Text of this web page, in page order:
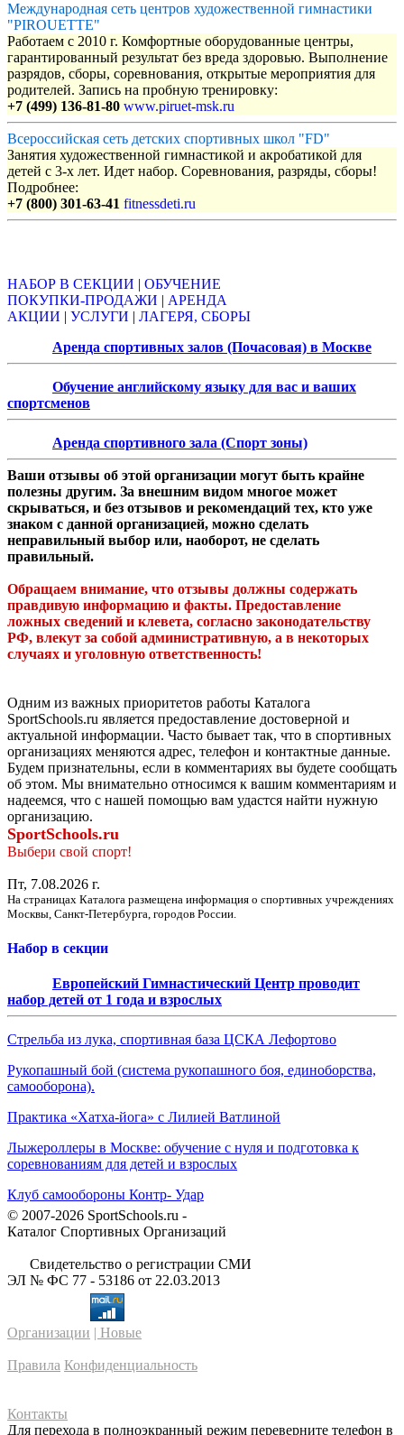
Международная сеть центров художественной гимнастики
"PIROUETTE"
Работаем с 2010 г. Комфортные оборудованные центры,
гарантированный результат без вреда здоровью. Выполнение
разрядов, сборы, соревнования, открытые мероприятия для
родителей. Запись на пробную тренировку:
+7 (499) 136-81-80 www.piruet-msk.ru
Всероссийская сеть детских спортивных школ "FD"
Занятия художественной гимнастикой и акробатикой для
детей с 3-х лет. Идет набор. Соревнования, разряды, сборы!
Подробнее:
+7 (800) 301-63-41 fitnessdeti.ru
НАБОР В СЕКЦИИ | ОБУЧЕНИЕ
ПОКУПКИ-ПРОДАЖИ | АРЕНДА
АКЦИИ | УСЛУГИ | ЛАГЕРЯ, СБОРЫ
Аренда спортивных залов (Почасовая) в Москве
Обучение английскому языку для вас и ваших
спортсменов
Аренда спортивного зала (Спорт зоны)
Ваши отзывы об этой организации могут быть крайне
полезны другим. За внешним видом многое может
скрываться, и без отзывов и рекомендаций тех, кто уже
знаком с данной организацией, можно сделать
неправильный выбор или, наоборот, не сделать
правильный.
Обращаем внимание, что отзывы должны содержать
правдивую информацию и факты. Предоставление
ложных сведений и клевета, согласно законодательству
РФ, влекут за собой административную, а в некоторых
случаях и уголовную ответственность!
Одним из важных приоритетов работы Каталога
SportSchools.ru является предоставление достоверной и
актуальной информации. Часто бывает так, что в спортивных
организациях меняются адрес, телефон и контактные данные.
Будем признательны, если в комментариях вы будете сообщать
об этом. Мы внимательно относимся к вашим комментариям и
надеемся, что с нашей помощью вам удастся найти нужную
организацию.
SportSchools.ru
Выбери свой спорт!
Пт, 7.08.2026 г.
На страницах Каталога размещена информация о спортивных учреждениях
Москвы, Санкт-Петербурга, городов России.
Набор в секции
Европейский Гимнастический Центр проводит
набор детей от 1 года и взрослых
Стрельба из лука, спортивная база ЦСКА Лефортово
Рукопашный бой (система рукопашного боя, единоборства,
самооборона).
Практика «Хатха-йога» с Лилией Ватлиной
Лыжероллеры в Москве: обучение с нуля и подготовка к
соревнованиям для детей и взрослых
Клуб самообороны Контр- Удар
© 2007-2026 SportSchools.ru -
Каталог Спортивных Организаций
Свидетельство о регистрации СМИ
ЭЛ № ФС 77 - 53186 от 22.03.2013
Организации | Новые
Правила Конфиденциальность
Контакты
Для перехода в полноэкранный режим переверните телефон в